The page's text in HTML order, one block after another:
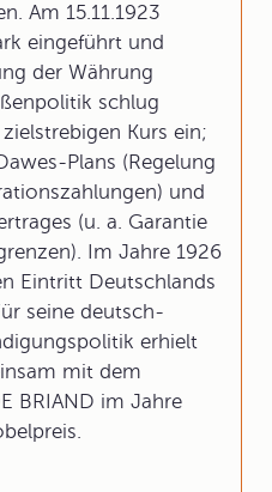
Am 15.11.1923
eingeführt und
der Währung
schlug
zielstrebigen Kurs ein;
Plans (Regelung
und
(u. a. Garantie
Im Jahre 1926
Eintritt Deutschlands
seine deutsch-
erhielt
mit dem
BRIAND im Jahre